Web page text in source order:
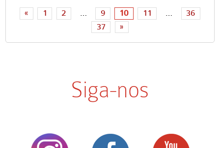
« 1 2 … 9 10 11 …
36
37
»
Siga-nos